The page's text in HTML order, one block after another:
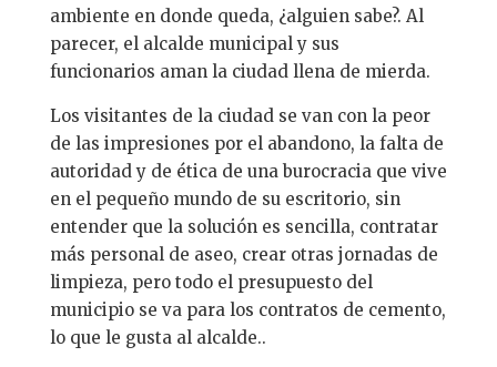
ambiente en donde queda, ¿alguien sabe?. Al
parecer, el alcalde municipal y sus
funcionarios aman la ciudad llena de mierda.
Los visitantes de la ciudad se van con la peor
de las impresiones por el abandono, la falta de
autoridad y de ética de una burocracia que vive
en el pequeño mundo de su escritorio, sin
entender que la solución es sencilla, contratar
más personal de aseo, crear otras jornadas de
limpieza, pero todo el presupuesto del
municipio se va para los contratos de cemento,
lo que le gusta al alcalde..